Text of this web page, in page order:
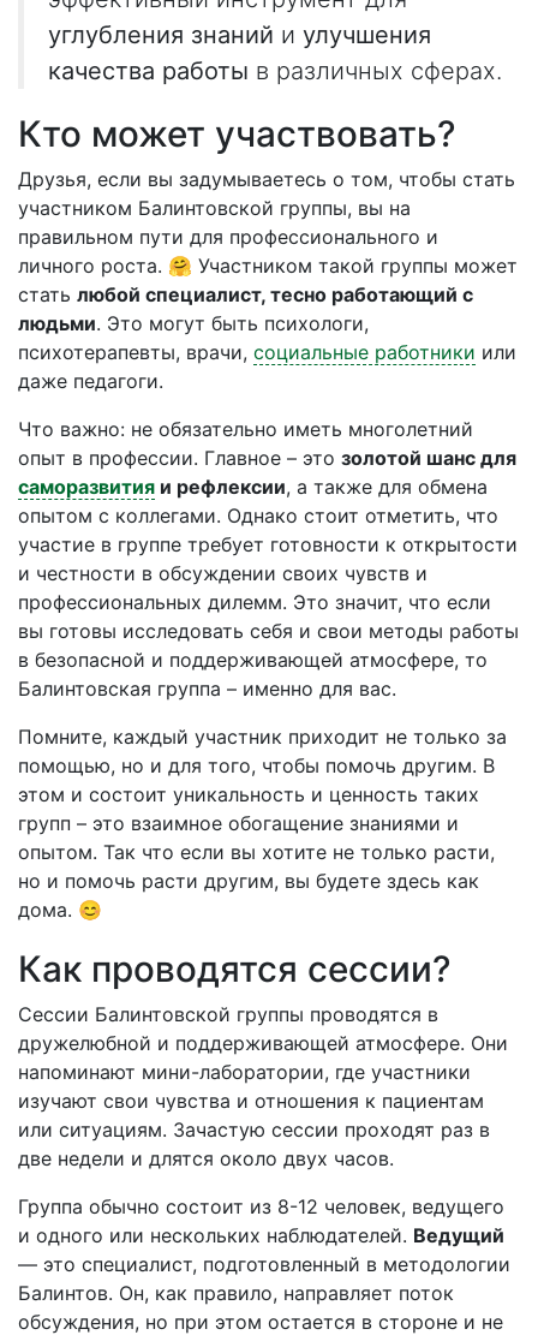
углубления знаний и улучшения
качества работы в различных сферах.
Кто может участвовать?
Друзья, если вы задумываетесь о том, чтобы стать
участником Балинтовской группы, вы на
правильном пути для профессионального и
личного роста. 🤗 Участником такой группы может
стать любой специалист, тесно работающий с
людьми. Это могут быть психологи,
психотерапевты, врачи, социальные работники или
даже педагоги.
Что важно: не обязательно иметь многолетний
опыт в профессии. Главное – это золотой шанс для
саморазвития и рефлексии, а также для обмена
опытом с коллегами. Однако стоит отметить, что
участие в группе требует готовности к открытости
и честности в обсуждении своих чувств и
профессиональных дилемм. Это значит, что если
вы готовы исследовать себя и свои методы работы
в безопасной и поддерживающей атмосфере, то
Балинтовская группа – именно для вас.
Помните, каждый участник приходит не только за
помощью, но и для того, чтобы помочь другим. В
этом и состоит уникальность и ценность таких
групп – это взаимное обогащение знаниями и
опытом. Так что если вы хотите не только расти,
но и помочь расти другим, вы будете здесь как
дома. 😊
Как проводятся сессии?
Сессии Балинтовской группы проводятся в
дружелюбной и поддерживающей атмосфере. Они
напоминают мини-лаборатории, где участники
изучают свои чувства и отношения к пациентам
или ситуациям. Зачастую сессии проходят раз в
две недели и длятся около двух часов.
Группа обычно состоит из 8-12 человек, ведущего
и одного или нескольких наблюдателей. Ведущий
— это специалист, подготовленный в методологии
Балинтов. Он, как правило, направляет поток
обсуждения, но при этом остается в стороне и не